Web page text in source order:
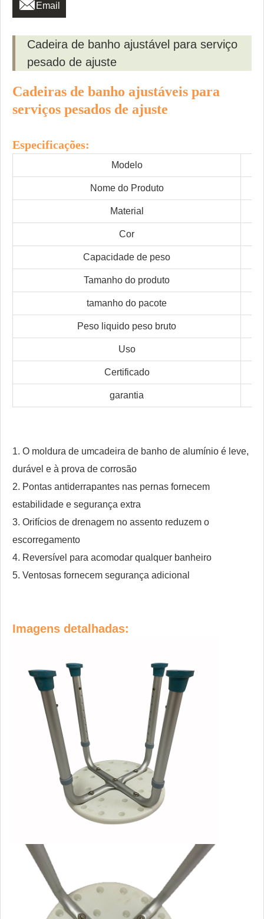
Email
Cadeira de banho ajustável para serviço
pesado de ajuste
Cadeiras de banho ajustáveis ​​para
serviços pesados ​​de ajuste
Especificações:
Modelo
Nome do Produto
Material
Cor
Capacidade de peso
Tamanho do produto
tamanho do pacote
Peso liquido peso bruto
Uso
Certificado
garantia
1. O moldura de umcadeira de banho de alumínio é leve,
durável e à prova de corrosão
2. Pontas antiderrapantes nas pernas fornecem
estabilidade e segurança extra
3. Orifícios de drenagem no assento reduzem o
escorregamento
4. Reversível para acomodar qualquer banheiro
5. Ventosas fornecem segurança adicional
Imagens detalhadas: